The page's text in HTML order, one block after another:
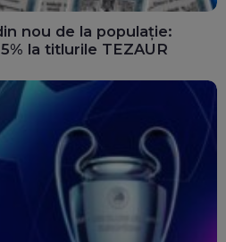
nou de la populație:
la titlurile TEZAUR